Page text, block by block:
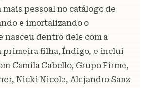
mais pessoal no catálogo de
e imortalizando o
nasceu dentro dele com a
primeira filha, Índigo, e inclui
Camila Cabello, Grupo Firme,
Nicki Nicole, Alejandro Sanz